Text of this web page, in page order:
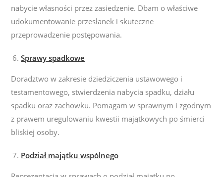
nabycie własności przez zasiedzenie. Dbam o właściwe
udokumentowanie przesłanek i skuteczne
przeprowadzenie postępowania.
Sprawy spadkowe
Doradztwo w zakresie dziedziczenia ustawowego i
testamentowego, stwierdzenia nabycia spadku, działu
spadku oraz zachowku. Pomagam w sprawnym i zgodnym
z prawem uregulowaniu kwestii majątkowych po śmierci
bliskiej osoby.
Podział majątku wspólnego